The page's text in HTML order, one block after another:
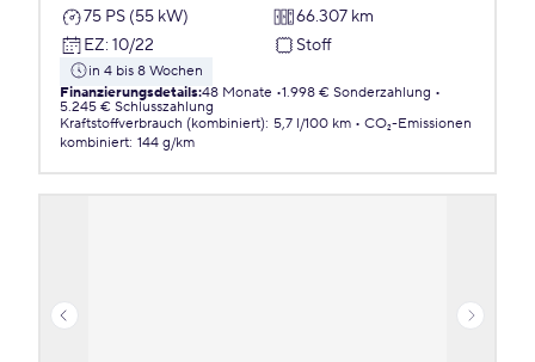
75 PS (55 kW)
66.307 km
EZ: 10/22 Stoff
in 4 bis 8 Wochen
Finanzierungsdetails:48 Monate 1.998 € Sonderzahlung
5.245 € Schlusszahlung
Kraftstoffverbrauch (kombiniert): 5,7 l/100 km
CO₂-Emissionen
kombiniert: 144 g/km